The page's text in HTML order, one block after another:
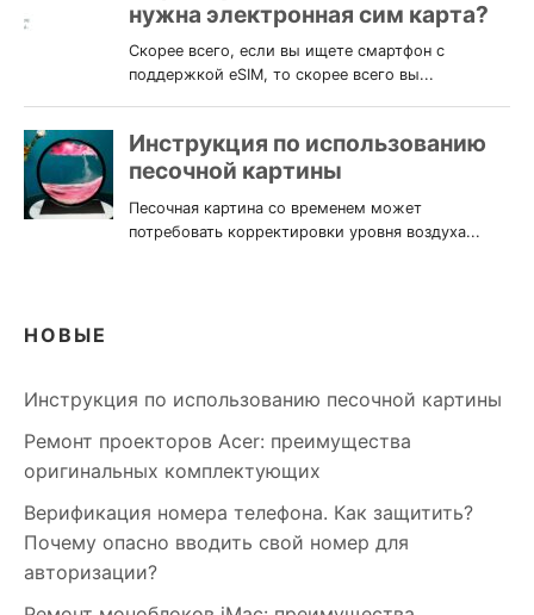
НОВЫЕ
Инструкция по использованию песочной картины
Ремонт проекторов Acer: преимущества
оригинальных комплектующих
Верификация номера телефона. Как защитить?
Почему опасно вводить свой номер для
авторизации?